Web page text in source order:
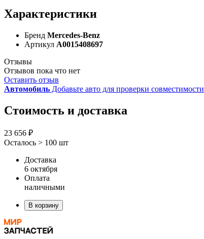
Характеристики
Бренд Mercedes-Benz
Артикул A0015408697
Отзывы
Отзывов пока что нет
Оставить отзыв
Автомобиль Добавьте авто для проверки совместимости
Стоимость и доставка
23 656 ₽
Осталось > 100 шт
Доставка
6 октября
Оплата
наличными
В корзину